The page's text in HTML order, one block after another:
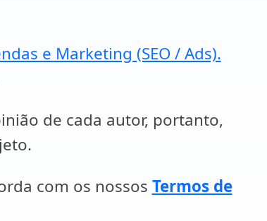
e Marketing (SEO / Ads).
de cada autor, portanto,
com os nossos Termos de